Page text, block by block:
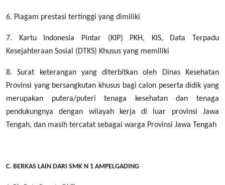
6. Piagam prestasi tertinggi yang dimiliki
7. Kartu Indonesia Pintar (KIP) PKH, KIS, Data Terpadu
Kesejahteraan Sosial (DTKS) Khusus yang memiliki
8. Surat keterangan yang diterbitkan oleh Dinas Kesehatan
Provinsi yang bersangkutan khusus bagi calon peserta didik yang
merupakan putera/puteri tenaga kesehatan dan tenaga
pendukungnya dengan wilayah kerja di luar provinsi Jawa
Tengah, dan masih tercatat sebagai warga Provinsi Jawa Tengah
C. BERKAS LAIN DARI SMK N 1 AMPELGADING